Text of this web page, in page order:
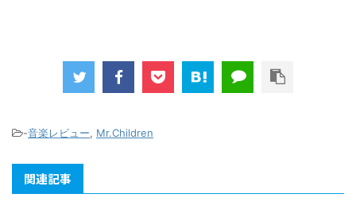
-音楽レビュー, Mr.Children
関連記事